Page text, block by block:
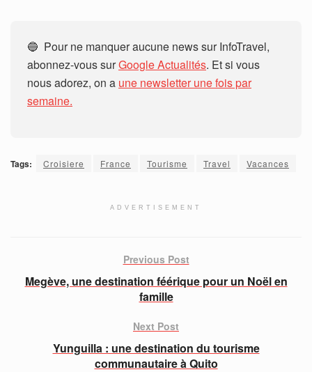
🔵 Pour ne manquer aucune news sur InfoTravel,
abonnez-vous surGoogle Actualités. Et si vous
nous adorez, on a une newsletter une fois par
semaine.
Tags: Croisiere France Tourisme Travel Vacances
ADVERTISEMENT
Previous Post
Megève, une destination féérique pour un Noël en
famille
Next Post
Yunguilla : une destination du tourisme
communautaire à Quito